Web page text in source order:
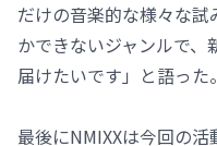
だけの音楽的な様々な試
かできないジャンルで
届けたいです」と語った。
最後にNMIXXは今回の